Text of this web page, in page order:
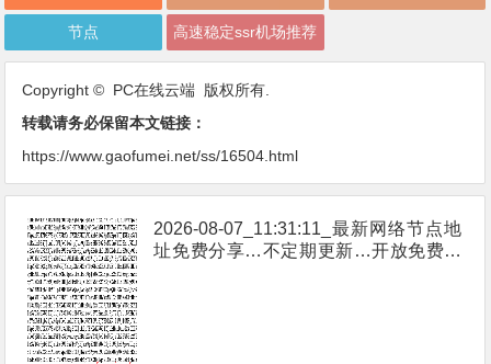
节点 高速稳定ssr机场推荐
Copyright © PC在线云端 版权所有.
转载请务必保留本文链接：
https://www.gaofumei.net/ss/16504.html
2026-08-07_11:31:11_最新网络节点地
址免费分享…不定期更新…开放免费分